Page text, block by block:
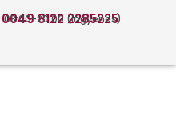
0049 8122 2285225
08:00-20:00 (ingyenes)